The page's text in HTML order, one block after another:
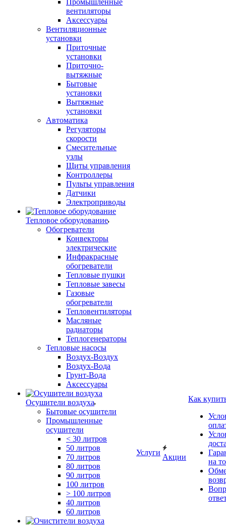
Промышленные
вентиляторы
Аксессуары
Вентиляционные
установки
Приточные
установки
Приточно-
вытяжные
Бытовые
установки
Вытяжные
установки
Автоматика
Регуляторы
скорости
Смесительные
узлы
Щиты управления
Контроллеры
Пульты управления
Датчики
Электроприводы
Тепловое оборудование
Обогреватели
Конвекторы
электрические
Инфракрасные
обогреватели
Тепловые пушки
Тепловые завесы
Газовые
обогреватели
Тепловентиляторы
Масляные
радиаторы
Теплогенераторы
Тепловые насосы
Воздух-Воздух
Воздух-Вода
Грунт-Вода
Аксессуары
Осушители воздуха
Бытовые осушители
Промышленные
осушители
< 30 литров
50 литров
70 литров
80 литров
90 литров
100 литров
> 100 литров
40 литров
60 литров
Услуги
Акции
Как
на